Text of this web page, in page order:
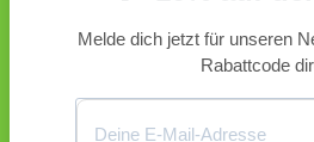
Melde dich jetzt für unseren
Rabattcode
Angemeldet bleiben Anmelden